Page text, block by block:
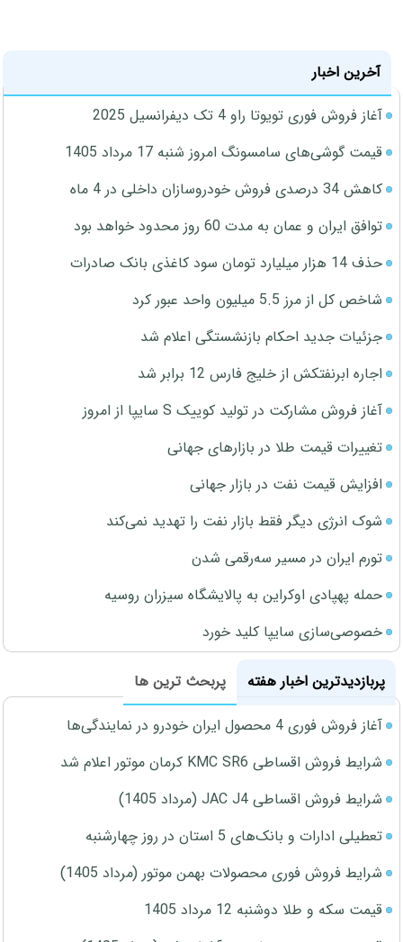
آخرین اخبار
آغاز فروش فوری تویوتا راو 4 تک دیفرانسیل 2025
قیمت گوشی‌های سامسونگ امروز شنبه 17 مرداد 1405
کاهش 34 درصدی فروش خودروسازان داخلی در 4 ماه
توافق ایران و عمان به مدت 60 روز محدود خواهد بود
حذف 14 هزار میلیارد تومان سود کاغذی بانک صادرات
شاخص کل از مرز 5.5 میلیون واحد عبور کرد
جزئیات جدید احکام بازنشستگی اعلام شد
اجاره ابرنفتکش از خلیج فارس 12 برابر شد
آغاز فروش مشارکت در تولید کوییک S سایپا از امروز
تغییرات قیمت طلا در بازارهای جهانی
افزایش قیمت نفت در بازار جهانی
شوک انرژی دیگر فقط بازار نفت را تهدید نمی‌کند
تورم ایران در مسیر سه‌رقمی شدن
حمله پهپادی اوکراین به پالایشگاه سیزران روسیه
خصوصی‌سازی سایپا کلید خورد
پربازدیدترین اخبار هفته
پربحث ترین ها
آغاز فروش فوری 4 محصول ایران خودرو در نمایندگی‌ها
شرایط فروش اقساطی KMC SR6 کرمان موتور اعلام شد
شرایط فروش اقساطی JAC J4 (مرداد 1405)
تعطیلی ادارات و بانک‌های 5 استان در روز چهارشنبه
شرایط فروش فوری محصولات بهمن موتور (مرداد 1405)
قیمت سکه و طلا دوشنبه 12 مرداد 1405